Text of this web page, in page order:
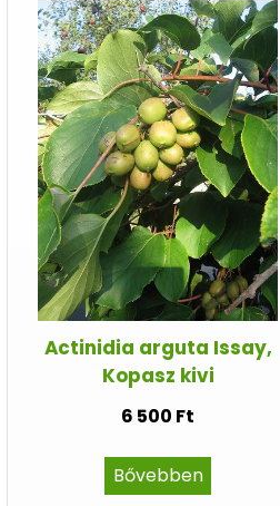
Actinidia arguta Issay,
Kopasz kivi
6 500 Ft
Bővebben